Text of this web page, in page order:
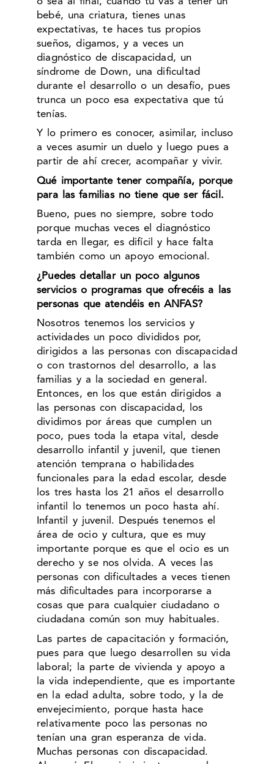
bebé, una criatura, tienes unas
expectativas, te haces tus propios
sueños, digamos, y a veces un
diagnóstico de discapacidad, un
síndrome de Down, una dificultad
durante el desarrollo o un desafío, pues
trunca un poco esa expectativa que tú
tenías.
Y lo primero es conocer, asimilar, incluso
a veces asumir un duelo y luego pues a
partir de ahí crecer, acompañar y vivir.
Qué importante tener compañía, porque
para las familias no tiene que ser fácil.
Bueno, pues no siempre, sobre todo
porque muchas veces el diagnóstico
tarda en llegar, es difícil y hace falta
también como un apoyo emocional.
¿Puedes detallar un poco algunos
servicios o programas que ofrecéis a las
personas que atendéis en ANFAS?
Nosotros tenemos los servicios y
actividades un poco divididos por,
dirigidos a las personas con discapacidad
o con trastornos del desarrollo, a las
familias y a la sociedad en general.
Entonces, en los que están dirigidos a
las personas con discapacidad, los
dividimos por áreas que cumplen un
poco, pues toda la etapa vital, desde
desarrollo infantil y juvenil, que tienen
atención temprana o habilidades
funcionales para la edad escolar, desde
los tres hasta los 21 años el desarrollo
infantil lo tenemos un poco hasta ahí.
Infantil y juvenil. Después tenemos el
área de ocio y cultura, que es muy
importante porque es que el ocio es un
derecho y se nos olvida. A veces las
personas con dificultades a veces tienen
más dificultades para incorporarse a
cosas que para cualquier ciudadano o
ciudadana común son muy habituales.
Las partes de capacitación y formación,
pues para que luego desarrollen su vida
laboral; la parte de vivienda y apoyo a
la vida independiente, que es importante
en la edad adulta, sobre todo, y la de
envejecimiento, porque hasta hace
relativamente poco las personas no
tenían una gran esperanza de vida.
Muchas personas con discapacidad.